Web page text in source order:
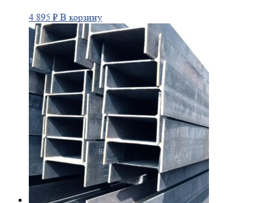
4 895 ₽ В корзину